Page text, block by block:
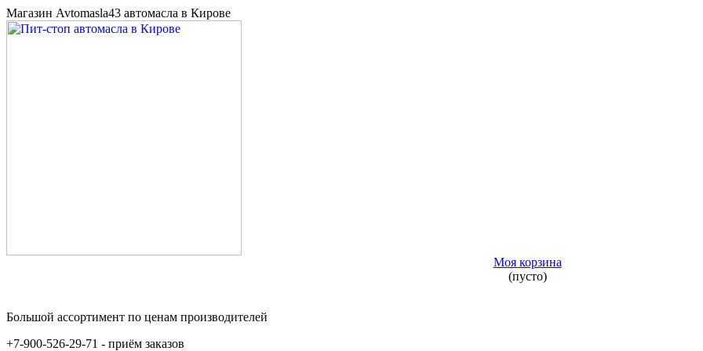
Магазин Avtomasla43 автомасла в Кирове
Моя корзина
(пусто)
Большой ассортимент по ценам производителей
+7-900-526-29-71 - приём заказов